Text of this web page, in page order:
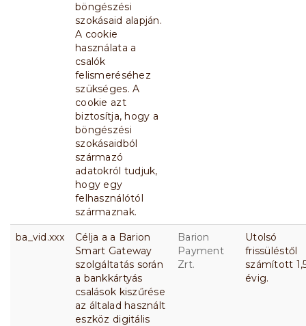
böngészési
szokásaid alapján.
A cookie
használata a
csalók
felismeréséhez
szükséges. A
cookie azt
biztosítja, hogy a
böngészési
szokásaidból
származó
adatokról tudjuk,
hogy egy
felhasználótól
származnak.
ba_vid.xxx
Célja a a Barion
Smart Gateway
szolgáltatás során
a bankkártyás
csalások kiszűrése
az általad használt
eszköz digitális
Barion
Payment
Zrt.
Utolsó
frissüléstől
számított
évig.